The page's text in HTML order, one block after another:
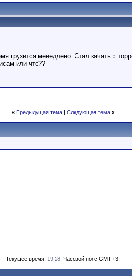
грузится мееедлено. Стал качать с
или что??
« Предыдущая тема| Следующая тема »
Текущее время: 19:28 . Часовой пояс GMT +3.